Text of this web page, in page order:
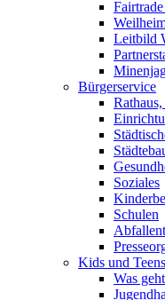
Leitbild
Bürgerservice
Soziales
Schulen
Kids und Teens
Was